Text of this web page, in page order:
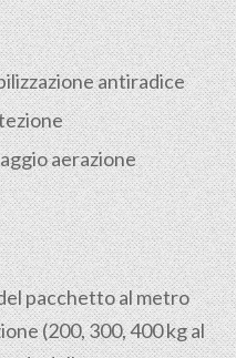
antiradice
aerazione
pacchetto al metro
(200, 300, 400 kg al